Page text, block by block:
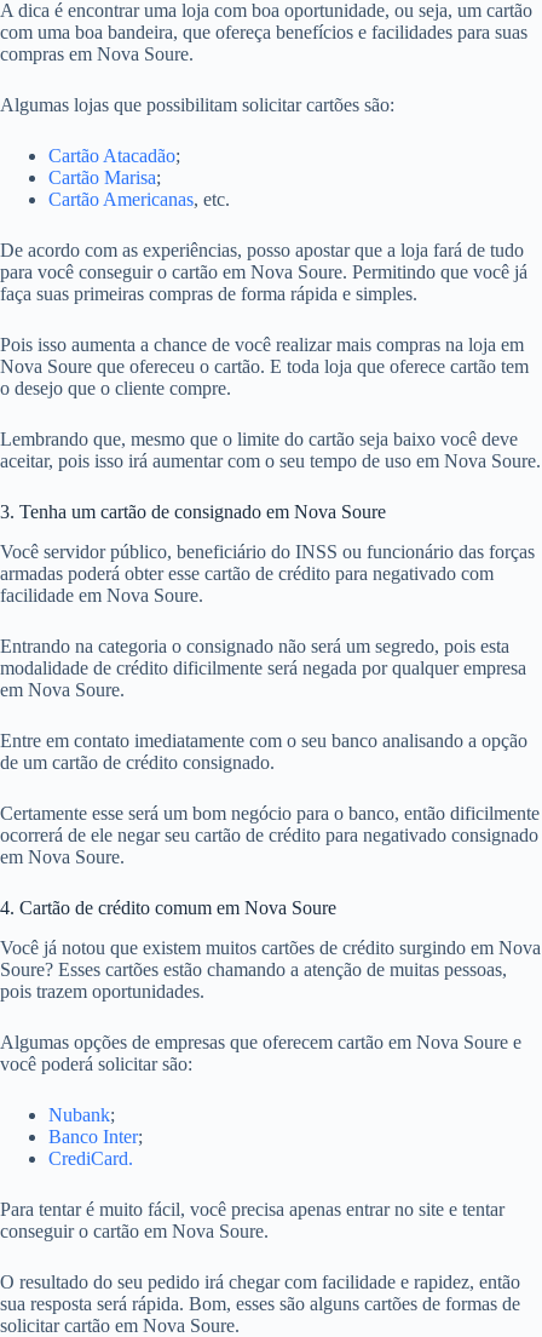
A dica é encontrar uma loja com boa oportunidade, ou seja, um cartão
com uma boa bandeira, que ofereça benefícios e facilidades para suas
compras em Nova Soure.
Algumas lojas que possibilitam solicitar cartões são:
Cartão Atacadão;
Cartão Marisa;
Cartão Americanas, etc.
De acordo com as experiências, posso apostar que a loja fará de tudo
para você conseguir o cartão em Nova Soure. Permitindo que você já
faça suas primeiras compras de forma rápida e simples.
Pois isso aumenta a chance de você realizar mais compras na loja em
Nova Soure que ofereceu o cartão. E toda loja que oferece cartão tem
o desejo que o cliente compre.
Lembrando que, mesmo que o limite do cartão seja baixo você deve
aceitar, pois isso irá aumentar com o seu tempo de uso em Nova Soure.
3. Tenha um cartão de consignado em Nova Soure
Você servidor público, beneficiário do INSS ou funcionário das forças
armadas poderá obter esse cartão de crédito para negativado com
facilidade em Nova Soure.
Entrando na categoria o consignado não será um segredo, pois esta
modalidade de crédito dificilmente será negada por qualquer empresa
em Nova Soure.
Entre em contato imediatamente com o seu banco analisando a opção
de um cartão de crédito consignado.
Certamente esse será um bom negócio para o banco, então dificilmente
ocorrerá de ele negar seu cartão de crédito para negativado consignado
em Nova Soure.
4. Cartão de crédito comum em Nova Soure
Você já notou que existem muitos cartões de crédito surgindo em Nova
Soure? Esses cartões estão chamando a atenção de muitas pessoas,
pois trazem oportunidades.
Algumas opções de empresas que oferecem cartão em Nova Soure e
você poderá solicitar são:
Nubank;
Banco Inter;
CrediCard.
Para tentar é muito fácil, você precisa apenas entrar no site e tentar
conseguir o cartão em Nova Soure.
O resultado do seu pedido irá chegar com facilidade e rapidez, então
sua resposta será rápida. Bom, esses são alguns cartões de formas de
solicitar cartão em Nova Soure.